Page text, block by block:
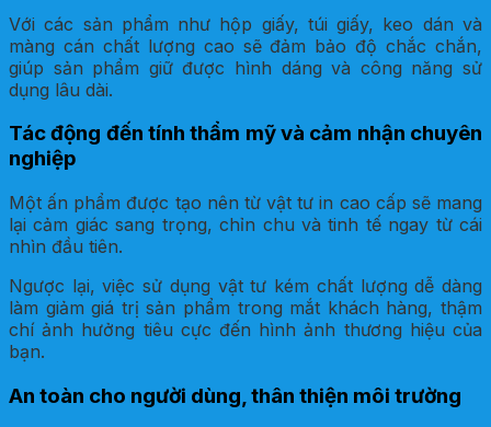
Với các sản phẩm như hộp giấy, túi giấy, keo dán và
màng cán chất lượng cao sẽ đảm bảo độ chắc chắn,
giúp sản phẩm giữ được hình dáng và công năng sử
dụng lâu dài.
Tác động đến tính thẩm mỹ và cảm nhận chuyên
nghiệp
Một ấn phẩm được tạo nên từ vật tư in cao cấp sẽ mang
lại cảm giác sang trọng, chỉn chu và tinh tế ngay từ cái
nhìn đầu tiên.
Ngược lại, việc sử dụng vật tư kém chất lượng dễ dàng
làm giảm giá trị sản phẩm trong mắt khách hàng, thậm
chí ảnh hưởng tiêu cực đến hình ảnh thương hiệu của
bạn.
An toàn cho người dùng, thân thiện môi trường